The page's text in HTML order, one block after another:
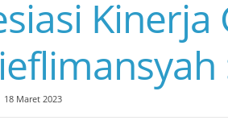
18 Maret 2023